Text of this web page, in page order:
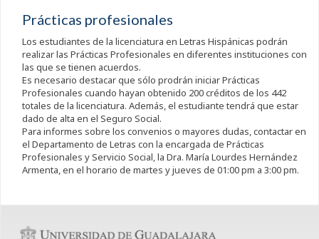
Prácticas profesionales
Los estudiantes de la licenciatura en Letras Hispánicas podrán
realizar las Prácticas Profesionales en diferentes instituciones con
las que se tienen acuerdos.
Es necesario destacar que sólo prodrán iniciar Prácticas
Profesionales cuando hayan obtenido 200 créditos de los 442
totales de la licenciatura. Además, el estudiante tendrá que estar
dado de alta en el Seguro Social.
Para informes sobre los convenios o mayores dudas, contactar en
el Departamento de Letras con la encargada de Prácticas
Profesionales y Servicio Social, la Dra. María Lourdes Hernández
Armenta, en el horario de martes y jueves de 01:00 pm a 3:00 pm.